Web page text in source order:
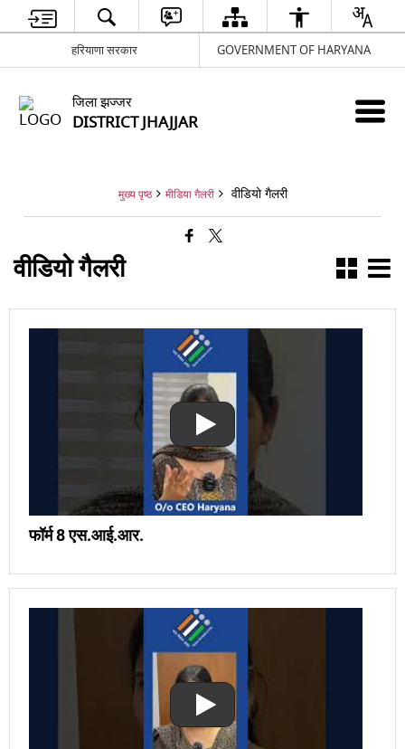
हरियाणा सरकार GOVERNMENT OF HARYANA
जिला झज्जर
DISTRICT JHAJJAR
मुख्य पृष्ठ मीडिया गैलरी वीडियो गैलरी
वीडियो गैलरी
फॉर्म 8 एस.आई.आर.